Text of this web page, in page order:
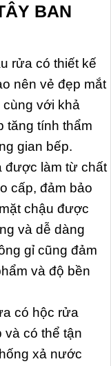
BAN
rửa có thiết kế
nên vẻ đẹp mắt
với khả
tăng tính thẩm
gian bếp.
được làm từ chất
cấp, đảm bảo
chậu được
và dễ dàng
gỉ cũng đảm
và độ bền
có hộc rửa
có thể tận
xả nước